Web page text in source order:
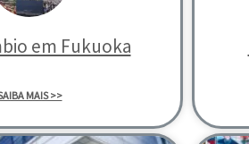
em Fukuoka
MAIS >>